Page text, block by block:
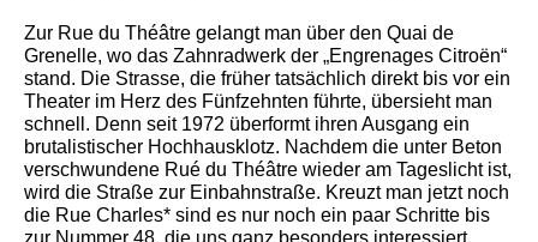
Zur Rue du Théâtre gelangt man über den Quai de
Grenelle, wo das Zahnradwerk der „Engrenages Citroën“
stand. Die Strasse, die früher tatsächlich direkt bis vor ein
Theater im Herz des Fünfzehnten führte, übersieht man
schnell. Denn seit 1972 überformt ihren Ausgang ein
brutalistischer Hochhausklotz. Nachdem die unter Beton
verschwundene Rué du Théâtre wieder am Tageslicht ist,
wird die Straße zur Einbahnstraße. Kreuzt man jetzt noch
die Rue Charles* sind es nur noch ein paar Schritte bis